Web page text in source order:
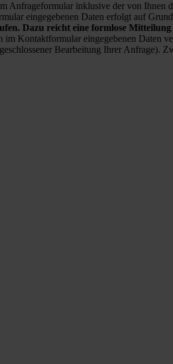
Anfrageformular inklusive der von Ihnen
eingegebenen Daten erfolgt auf
Dazu reicht eine formlose
Kontaktformular eingegebenen Daten
Bearbeitung Ihrer Anfrage).